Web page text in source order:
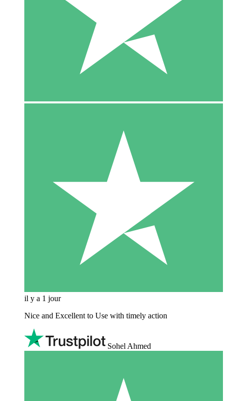
il y a 1 jour
Nice and Excellent to Use with timely action
Sohel Ahmed